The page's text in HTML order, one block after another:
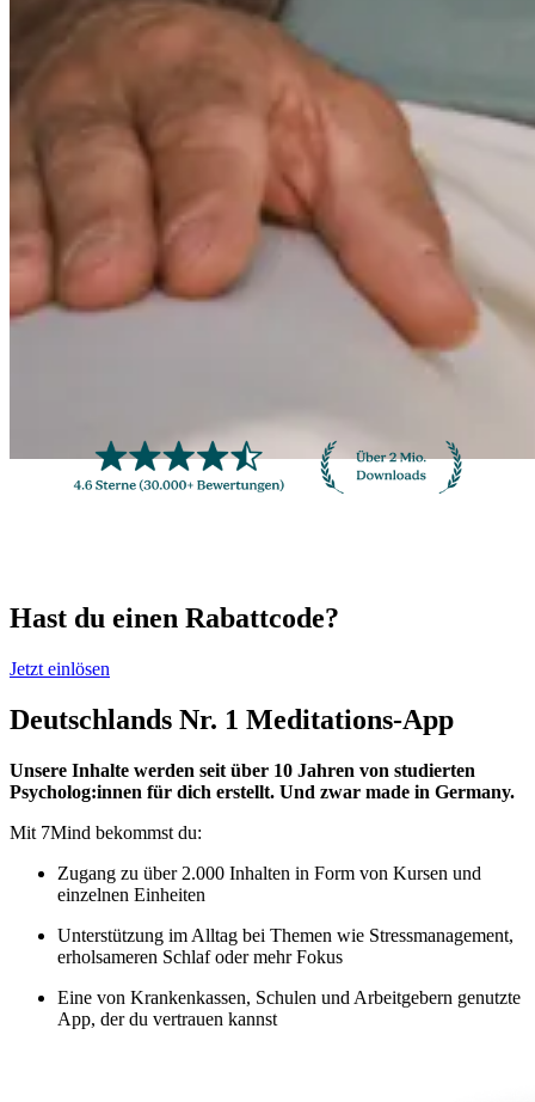
Hast du einen Rabattcode?
Jetzt einlösen
Deutschlands Nr. 1 Meditations-App
Unsere Inhalte werden seit über 10 Jahren von studierten
Psycholog:innen für dich erstellt. Und zwar made in Germany.
Mit 7Mind bekommst du:
Zugang zu über 2.000 Inhalten in Form von Kursen und
einzelnen Einheiten
Unterstützung im Alltag bei Themen wie Stressmanagement,
erholsameren Schlaf oder mehr Fokus
Eine von Krankenkassen, Schulen und Arbeitgebern genutzte
App, der du vertrauen kannst